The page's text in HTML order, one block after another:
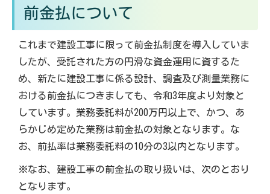
前金払について
これまで建設工事に限って前金払制度を導入していま
したが、受託された方の円滑な資金運用に資するた
め、新たに建設工事に係る設計、調査及び測量業務に
おける前金払につきましても、令和3年度より対象と
しています。業務委託料が200万円以上で、かつ、あ
らかじめ定めた業務は前金払の対象となります。な
お、前払率は業務委託料の10分の3以内となります。
※なお、建設工事の前金払の取り扱いは、次のとおり
となります。